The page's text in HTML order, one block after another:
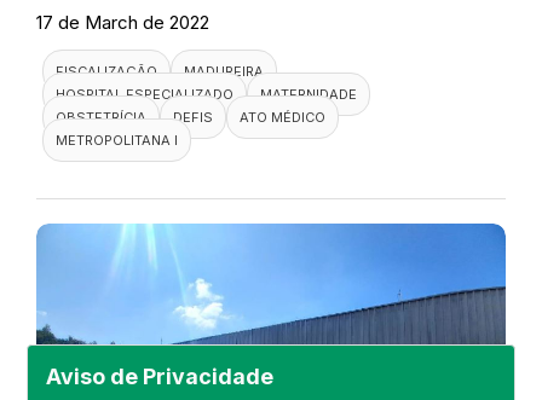
Aviso de Privacidade
17 de March de 2022
FISCALIZAÇÃO
MADUREIRA
HOSPITAL ESPECIALIZADO
MATERNIDADE
OBSTETRÍCIA
DEFIS
ATO MÉDICO
METROPOLITANA I